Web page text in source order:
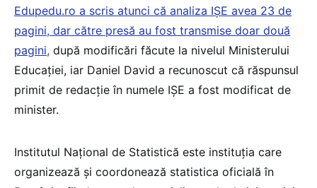
Edupedu.ro a scris atunci că analiza IȘE avea 23 de
pagini, dar către presă au fost transmise doar două
pagini, după modificări făcute la nivelul Ministerului
Educației, iar Daniel David a recunoscut că răspunsul
primit de redacție în numele IȘE a fost modificat de
minister.
Institutul Național de Statistică este instituția care
organizează și coordonează statistica oficială în